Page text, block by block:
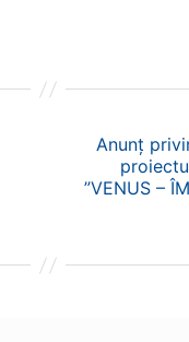
Anunț
”VENUS –